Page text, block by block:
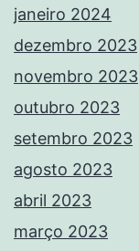
janeiro 2024
dezembro 2023
novembro 2023
outubro 2023
setembro 2023
agosto 2023
abril 2023
março 2023